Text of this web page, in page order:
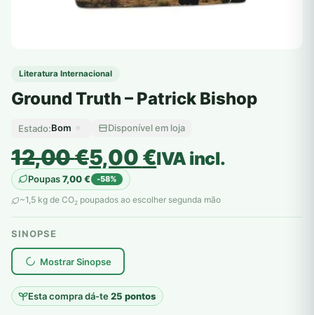
Literatura Internacional
Ground Truth – Patrick Bishop
Estado:Bom Disponível em loja
12,00€
O
preço
original
era:
12,00 €.
5,00€
O
preço
atual
é:
5,00 €.
IVA incl.
Poupas7,00€ -58%
~1,5 kg de CO2 poupados ao escolher segunda mão
SINOPSE
Mostrar Sinopse
Esta compra dá-te25 pontos
plantar árvores reais